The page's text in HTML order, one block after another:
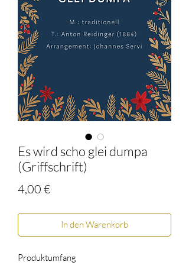
Es wird scho glei dumpa
(Griffschrift)
4,00 €
In den Warenkorb
Produktumfang